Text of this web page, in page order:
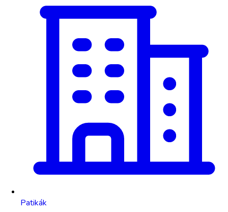
Patikák